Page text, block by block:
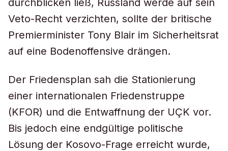
durchblicken ließ, Russland werde auf sein
Veto-Recht verzichten, sollte der britische
Premierminister Tony Blair im Sicherheitsrat
auf eine Bodenoffensive drängen.
Der Friedensplan sah die Stationierung
einer internationalen Friedenstruppe
(KFOR) und die Entwaffnung der UÇK vor.
Bis jedoch eine endgültige politische
Lösung der Kosovo-Frage erreicht wurde,